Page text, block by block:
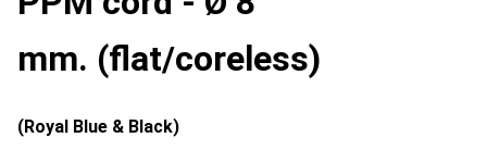
mm. (flat/coreless)
(Royal Blue & Black)